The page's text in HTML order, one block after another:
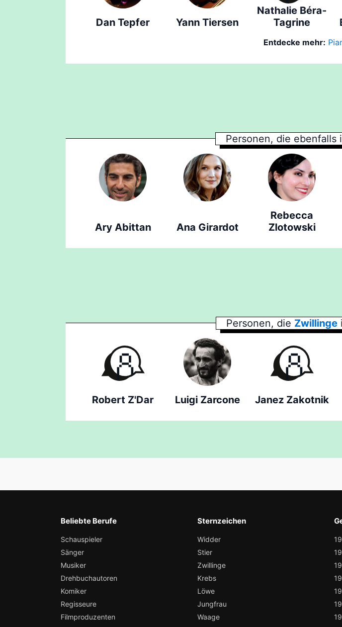
Dan Tepfer Yann Tiersen
Nathalie Béra-
Tagrine
Entdecke mehr:
Personen, die ebenfalls
Ary Abittan Ana Girardot
Rebecca
Zlotowski
Personen, die Zwillinge
Robert Z'Dar Luigi Zarcone Janez Zakotnik
Beliebte Berufe
Schauspieler
Sänger
Musiker
Drehbuchautoren
Komiker
Regisseure
Filmproduzenten
Sternzeichen
Widder
Stier
Zwillinge
Krebs
Löwe
Jungfrau
Waage